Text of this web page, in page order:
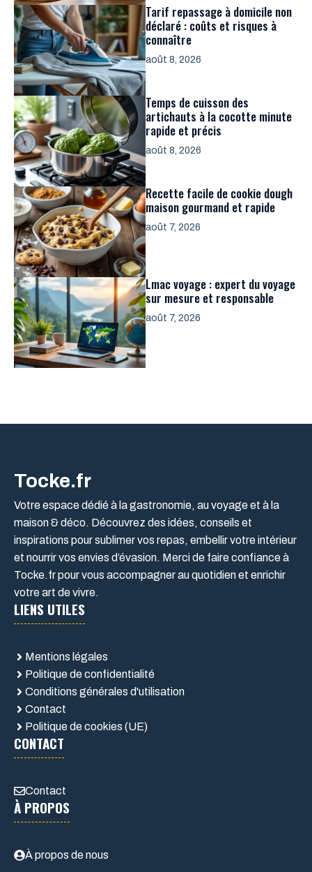
Tarif repassage à domicile non
déclaré : coûts et risques à
connaître
août 8, 2026
Temps de cuisson des
artichauts à la cocotte minute
rapide et précis
août 8, 2026
Recette facile de cookie dough
maison gourmand et rapide
août 7, 2026
Lmac voyage : expert du voyage
sur mesure et responsable
août 7, 2026
Tocke.fr
Votre espace dédié à la gastronomie, au voyage et à la
maison & déco. Découvrez des idées, conseils et
inspirations pour sublimer vos repas, embellir votre intérieur
et nourrir vos envies d’évasion. Merci de faire confiance à
Tocke.fr pour vous accompagner au quotidien et enrichir
votre art de vivre.
LIENS UTILES
Mentions légales
Politique de confidentialité
Conditions générales d'utilisation
Contact
Politique de cookies (UE)
CONTACT
Contact
À PROPOS
À propos de nous